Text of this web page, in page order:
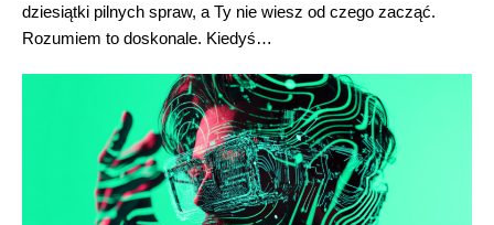
dziesiątki pilnych spraw, a Ty nie wiesz od czego zacząć.
Rozumiem to doskonale. Kiedyś…